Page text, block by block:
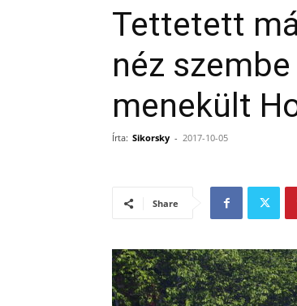
Tettetett
néz
menekült
Írta: Sikorsky - 2017-10-05
Share